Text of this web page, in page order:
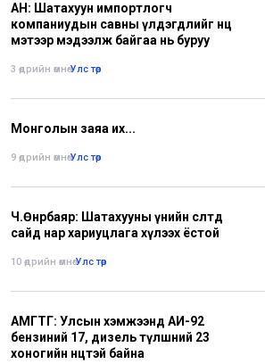
АН: Шатахуун импортлогч
компаниудын савны үлдэгдлийг нөөц
мэтээр мэдээлж байгаа нь буруу
3 өдрийн өмнө•Улс төр
Монголын заяа их...
9 өдрийн өмнө•Улс төр
Ч.Өнөрбаяр: Шатахууны үнийн өсөлтөд
сайд нар хариуцлага хүлээх ёстой
10 өдрийн өмнө•Улс төр
АМГТГ: Улсын хэмжээнд АИ-92
бензиний 17, дизель түлшний 23
хоногийн нөөцтэй байна